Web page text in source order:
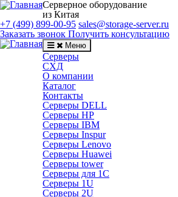
Серверное оборудование
из Китая
+7 (499) 899-00-95 sales@storage-server.ru
Заказать звонок Получить консультацию
Меню
Серверы
СХД
О компании
Каталог
Контакты
Серверы DELL
Серверы HP
Серверы IBM
Серверы Inspur
Серверы Lenovo
Серверы Huawei
Серверы tower
Серверы для 1C
Серверы 1U
Серверы 2U